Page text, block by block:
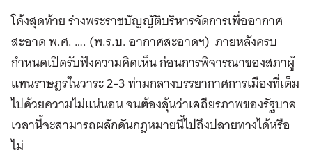
โค้งสุดท้าย ร่างพระราชบัญญัติบริหารจัดการเพื่ออากาศ
สะอาด พ.ศ. …. (พ.ร.บ. อากาศสะอาดฯ) ภายหลังครบ
กำหนดเปิดรับฟังความคิดเห็น ก่อนการพิจารณาของสภาผู้
แทนราษฎรในวาระ 2-3 ท่ามกลางบรรยากาศการเมืองที่เต็ม
ไปด้วยความไม่แน่นอน จนต้องลุ้นว่าเสถียรภาพของรัฐบาล
เวลานี้จะสามารถผลักดันกฎหมายนี้ไปถึงปลายทางได้หรือ
ไม่